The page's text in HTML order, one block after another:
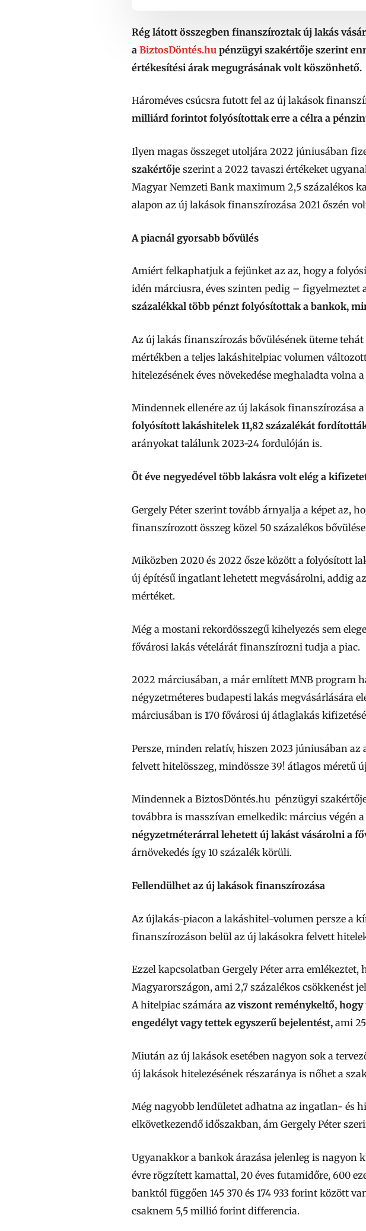
Rég látott összegben finanszíroztak új lakás
a BiztosDöntés.hu pénzügyi szakértője szerint
értékesítési árak megugrásának volt köszönhető.
Hároméves csúcsra futott fel az új lakások
milliárd forintot folyósítottak erre a célra a
Ilyen magas összeget utoljára 2022 júniusában
szakértője szerint a 2022 tavaszi értékeket
Magyar Nemzeti Bank maximum 2,5 százalékos
alapon az új lakások finanszírozása 2021 őszén
A piacnál gyorsabb bővülés
Amiért felkaphatjuk a fejünket az az, hogy a
idén márciusra, éves szinten pedig – figyelmeztet
százalékkal több pénzt folyósítottak a bankok,
Az új lakás finanszírozás bővülésének üteme
mértékben a teljes lakáshitelpiac volumen
hitelezésének éves növekedése meghaladta volna
Mindennek ellenére az új lakások finanszírozása
folyósított lakáshitelek 11,82 százalékát
arányokat találunk 2023-24 fordulóján is.
Öt éve negyedével több lakásra volt elég a
Gergely Péter szerint tovább árnyalja a képet az,
finanszírozott összeg közel 50 százalékos
Miközben 2020 és 2022 ősze között a folyósított
új építésű ingatlant lehetett megvásárolni, addig
mértéket.
Még a mostani rekordösszegű kihelyezés sem
fővárosi lakás vételárát finanszírozni tudja a piac.
2022 márciusában, a már említett MNB program
négyzetméteres budapesti lakás megvásárlására
márciusában is 170 fővárosi új átlaglakás
Persze, minden relatív, hiszen 2023 júniusában
felvett hitelösszeg, mindössze 39! átlagos méretű
Mindennek a BiztosDöntés.hu pénzügyi
továbbra is masszívan emelkedik: március végén
négyzetméterárral lehetett új lakást vásárolni a
árnövekedés így 10 százalék körüli.
Fellendülhet az új lakások finanszírozása
Az újlakás-piacon a lakáshitel-volumen persze a
finanszírozáson belül az új lakásokra felvett
Ezzel kapcsolatban Gergely Péter arra
Magyarországon, ami 2,7 százalékos csökkenést
A hitelpiac számára az viszont reménykeltő, hogy
engedélyt vagy tettek egyszerű bejelentést, ami
Miután az új lakások esetében nagyon sok a
új lakások hitelezésének részaránya is nőhet a
Még nagyobb lendületet adhatna az ingatlan- és
elkövetkezendő időszakban, ám Gergely Péter
Ugyanakkor a bankok árazása jelenleg is nagyon
évre rögzített kamattal, 20 éves futamidőre, 600
banktól függően 145 370 és 174 933 forint között
csaknem 5,5 millió forint differencia.